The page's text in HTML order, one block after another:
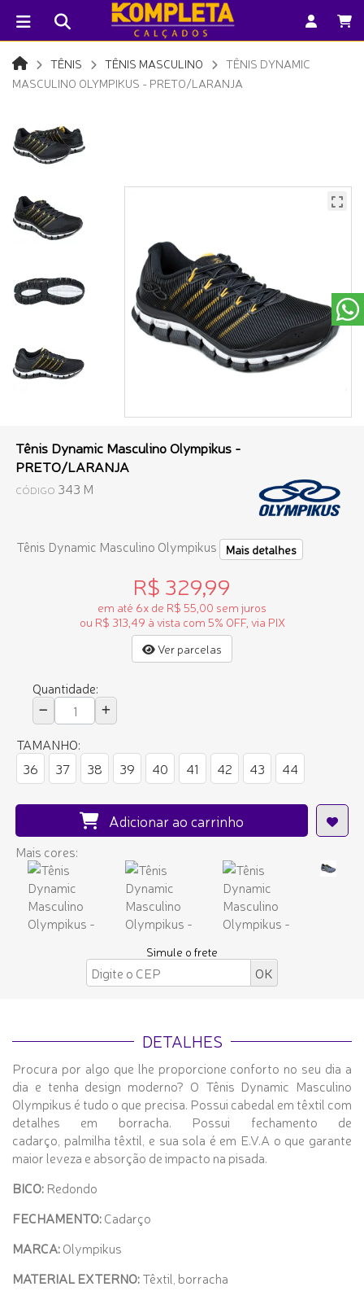
TÊNIS TÊNIS MASCULINO
TÊNIS DYNAMIC
MASCULINO OLYMPIKUS - PRETO/LARANJA
Tênis Dynamic Masculino Olympikus -
PRETO/LARANJA
CÓDIGO 343 M
Tênis Dynamic Masculino Olympikus Mais detalhes
R$ 329,99
em até 6x de R$ 55,00 sem juros
ou R$ 313,49 à vista com 5% OFF, via PIX
Ver parcelas
Quantidade:
TAMANHO:
36
37 38 39 40 41 42 43 44
Adicionar ao carrinho
Mais cores:
Simule o frete
DETALHES
Procura por algo que lhe proporcione conforto no seu dia a
dia e tenha design moderno? O Tênis Dynamic Masculino
Olympikus é tudo o que precisa. Possui cabedal em têxtil com
detalhes em borracha. Possui fechamento de
cadarço, palmilha têxtil, e sua sola é em E.V.A o que garante
maior leveza e absorção de impacto na pisada.
BICO: Redondo
FECHAMENTO:Cadarço
MARCA:Olympikus
MATERIAL EXTERNO:Têxtil, borracha